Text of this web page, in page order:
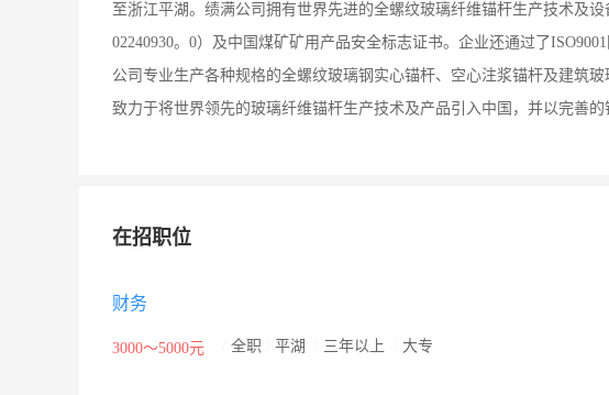
至浙江平湖。绩满公司拥有世界先进的全螺纹玻璃纤维锚杆生产技术及
02240930。0）及中国煤矿矿用产品安全标志证书。企业还通过了
公司专业生产各种规格的全螺纹玻璃钢实心锚杆、空心注浆锚杆及建筑
致力于将世界领先的玻璃纤维锚杆生产技术及产品引入中国，并以完善
在招职位
财务
3000～5000元 全职 平湖 三年以上 大专